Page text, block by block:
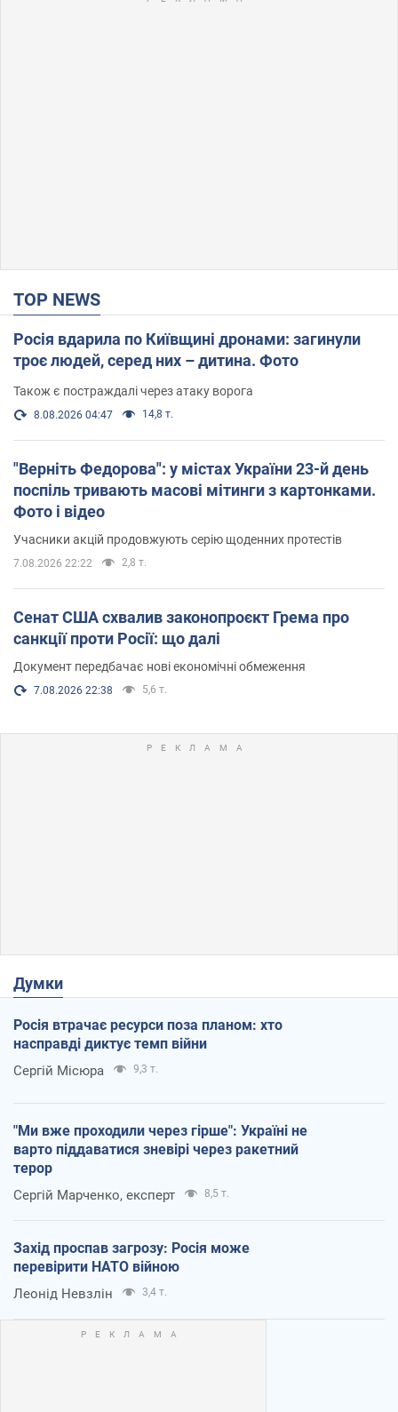
TOP NEWS
Росія вдарила по Київщині дронами: загинули
троє людей, серед них – дитина. Фото
Також є постраждалі через атаку ворога
8.08.2026 04:47 14,8 т.
"Верніть Федорова": у містах України 23-й день
поспіль тривають масові мітинги з картонками.
Фото і відео
Учасники акцій продовжують серію щоденних протестів
7.08.2026 22:22 2,8 т.
Сенат США схвалив законопроєкт Грема про
санкції проти Росії: що далі
Документ передбачає нові економічні обмеження
7.08.2026 22:38 5,6 т.
Думки
Росія втрачає ресурси поза планом: хто
насправді диктує темп війни
Сергій Місюра 9,3 т.
"Ми вже проходили через гірше": Україні не
варто піддаватися зневірі через ракетний
терор
Сергій Марченко, експерт 8,5 т.
Захід проспав загрозу: Росія може
перевірити НАТО війною
Леонід Невзлін 3,4 т.